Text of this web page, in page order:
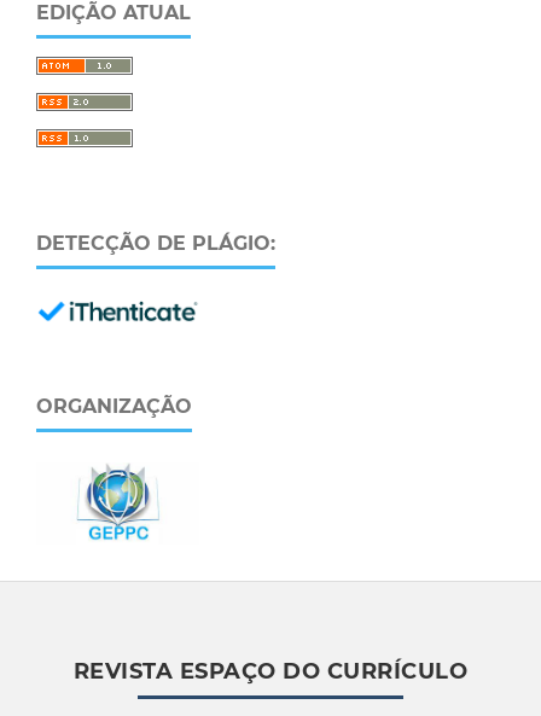
EDIÇÃO ATUAL
DETECÇÃO DE PLÁGIO:
ORGANIZAÇÃO
REVISTA ESPAÇO DO CURRÍCULO